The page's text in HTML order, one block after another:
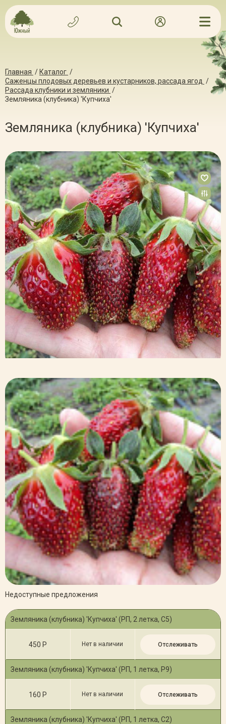
Главная / Каталог /
Саженцы плодовых деревьев и кустарников, рассада ягод /
Рассада клубники и земляники /
Земляника (клубника) 'Купчиха'
Земляника (клубника) 'Купчиха'
Недоступные предложения
Земляника (клубника) 'Купчиха' (РП, 2 летка, С5)
450 Р Нет в наличии Отслеживать
Земляника (клубника) 'Купчиха' (РП, 1 летка, Р9)
160 Р Нет в наличии Отслеживать
Земляника (клубника) 'Купчиха' (РП, 1 летка, С2)